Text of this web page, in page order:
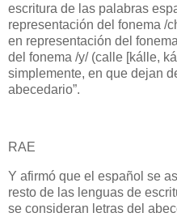
escritura de las palabras
representación del fonema /
en representación del
del fonema /y/ (calle [kálle,
simplemente, en que dejan
abecedario”.
RAE
Y afirmó que el español se
resto de las lenguas de
se consideran letras del